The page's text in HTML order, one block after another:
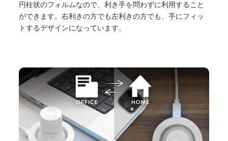
円柱状のフォルムなので、利き手を問わずに利用すること
ができます。右利きの方でも左利きの方でも、手にフィッ
トするデザインになっています。